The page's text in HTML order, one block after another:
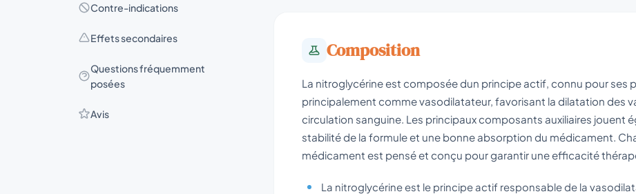
Contre-indications
Effets secondaires
Questions fréquemment
posées
Avis
Composition
La nitroglycérine est composée dun principe actif, connu pour ses
principalement comme vasodilatateur, favorisant la dilatation des
circulation sanguine. Les principaux composants auxiliaires jouent
stabilité de la formule et une bonne absorption du médicament.
médicament est pensé et conçu pour garantir une efficacité
La nitroglycérine est le principe actif responsable de la